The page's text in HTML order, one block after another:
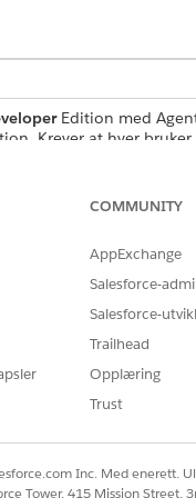
Edition med
Krever at hver
kan gjøre og
agenten. Hvis du
til den jobben.
COMMUNITY
AppExchange
Salesforce-
Salesforce-
Trailhead
Opplæring
Trust
Inc. Med enerett.
Tower, 415 Mission Street,